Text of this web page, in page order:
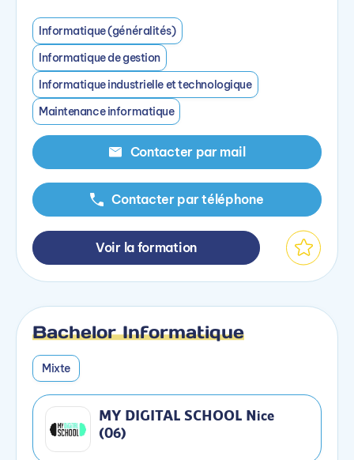
Informatique (généralités)
Informatique de gestion
Informatique industrielle et technologique
Maintenance informatique
Contacter par mail
Contacter par téléphone
Voir la formation
Bachelor Informatique
Mixte
MY DIGITAL SCHOOL Nice
(06)